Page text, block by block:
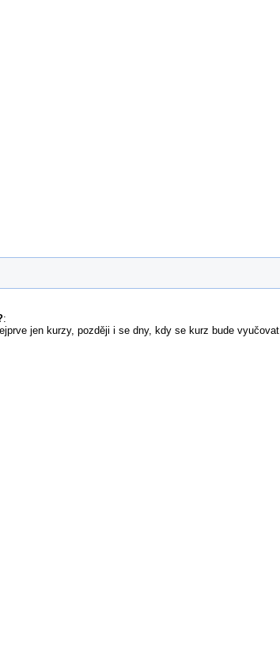
:
jen kurzy, později i se dny, kdy se kurz bude vyučovat.